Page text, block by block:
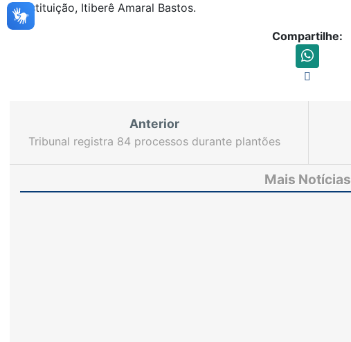
instituição, Itiberê Amaral Bastos.
Compartilhe:
Anterior
Tribunal registra 84 processos durante plantões
Mais Notícias